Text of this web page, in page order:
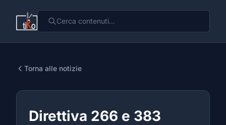
Torna alle notizie
Direttiva 266 e 383